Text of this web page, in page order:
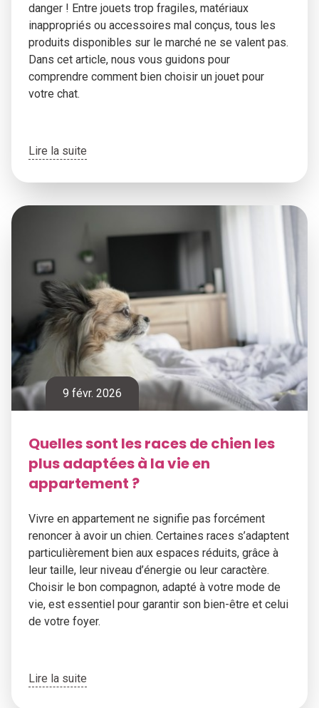
danger ! Entre jouets trop fragiles, matériaux
inappropriés ou accessoires mal conçus, tous les
produits disponibles sur le marché ne se valent pas.
Dans cet article, nous vous guidons pour
comprendre comment bien choisir un jouet pour
votre chat.
Lire la suite
9 févr. 2026
Quelles sont les races de chien les
plus adaptées à la vie en
appartement ?
Vivre en appartement ne signifie pas forcément
renoncer à avoir un chien. Certaines races s’adaptent
particulièrement bien aux espaces réduits, grâce à
leur taille, leur niveau d’énergie ou leur caractère.
Choisir le bon compagnon, adapté à votre mode de
vie, est essentiel pour garantir son bien-être et celui
de votre foyer.
Lire la suite